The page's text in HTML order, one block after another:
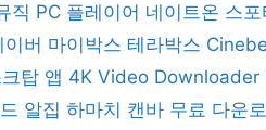
직 PC 플레이어 네이트온 스포
이버 마이박스 테라박스
탑 앱 4K Video Downloader
알집 하마치 캔바 무료 다운